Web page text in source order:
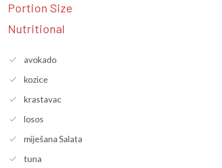
Portion Size
Nutritional
check Avokado
check Kozice
check Krastavac
check Losos
check Miješana Salata
check Tuna